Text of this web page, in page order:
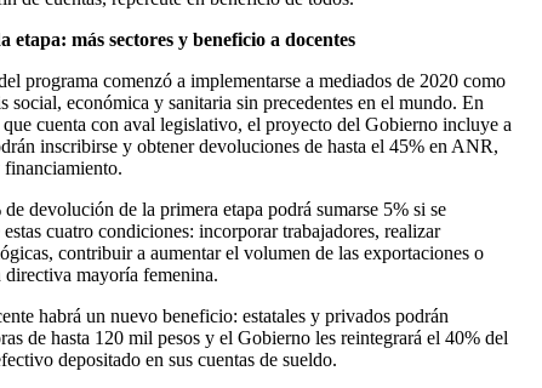
etapa: más sectores y beneficio a docentes
programa comenzó a implementarse a mediados de 2020 como
social, económica y sanitaria sin precedentes en el mundo. En
que cuenta con aval legislativo, el proyecto del Gobierno incluye a
inscribirse y obtener devoluciones de hasta el 45% en ANR,
devolución de la primera etapa podrá sumarse 5% si se
cuatro condiciones: incorporar trabajadores, realizar
contribuir a aumentar el volumen de las exportaciones o
directiva mayoría femenina.
habrá un nuevo beneficio: estatales y privados podrán
de hasta 120 mil pesos y el Gobierno les reintegrará el 40% del
depositado en sus cuentas de sueldo.